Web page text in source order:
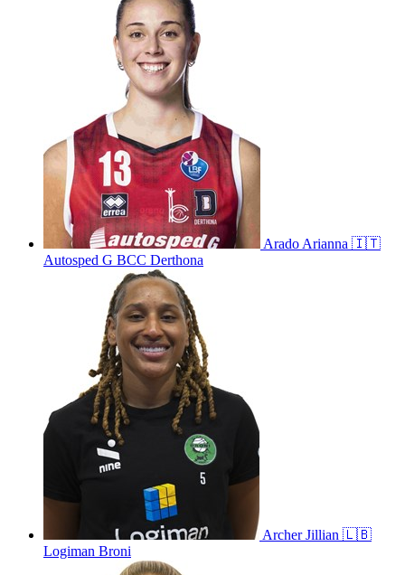
AradoArianna 🇮🇹
Autosped G BCC Derthona
ArcherJillian 🇱🇧
Logiman Broni